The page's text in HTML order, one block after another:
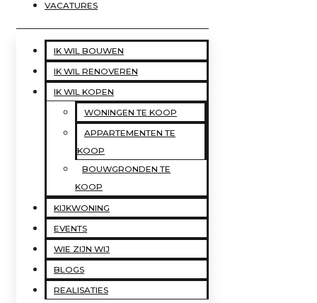
VACATURES
IK WIL BOUWEN
IK WIL RENOVEREN
IK WIL KOPEN
WONINGEN TE KOOP
APPARTEMENTEN TE
KOOP
BOUWGRONDEN TE
KOOP
KIJKWONING
EVENTS
WIE ZIJN WIJ
BLOGS
REALISATIES